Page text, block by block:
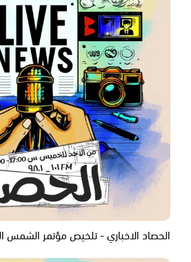
الحصاد الاخباري - تلخيص مؤتمر الشمس السنوي -